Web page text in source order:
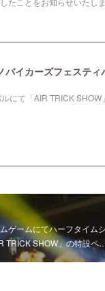
にて「AIR TRICK SHOW
ゲームにてハーフタイムシ
TRICK SHOW」の特設ペ